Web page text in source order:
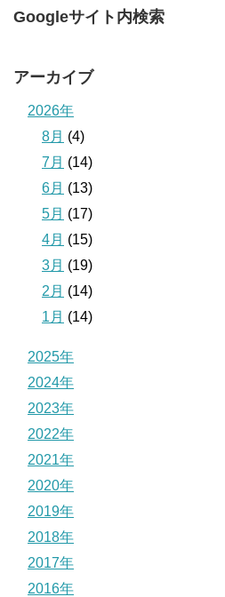
Googleサイト内検索
アーカイブ
2026年
8月 (4)
7月 (14)
6月 (13)
5月 (17)
4月 (15)
3月 (19)
2月 (14)
1月 (14)
2025年
2024年
2023年
2022年
2021年
2020年
2019年
2018年
2017年
2016年